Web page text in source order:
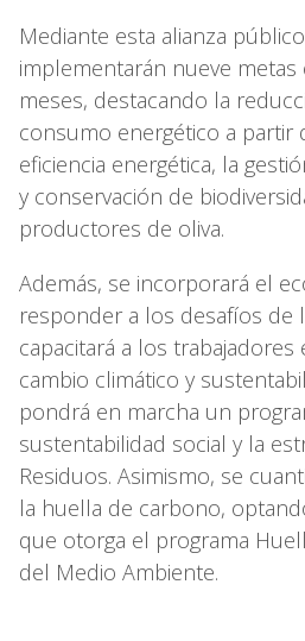
Mediante esta alianza
implementarán nueve
meses, destacando la
consumo energético a partir
eficiencia energética, la
y conservación de
productores de oliva.
Además, se incorporará el
responder a los desafíos de
capacitará a los trabajadores
cambio climático y
pondrá en marcha un
sustentabilidad social y la
Residuos. Asimismo, se
la huella de carbono,
que otorga el programa
del Medio Ambiente.